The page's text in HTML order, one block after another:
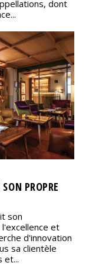
dont
PROPRE
son
et
d'innovation
sa clientèle
et...